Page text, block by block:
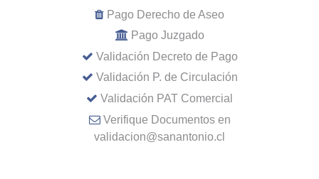
Pago Derecho de Aseo
Pago Juzgado
Validación Decreto de Pago
Validación P. de Circulación
Validación PAT Comercial
Verifique Documentos en
validacion@sanantonio.cl